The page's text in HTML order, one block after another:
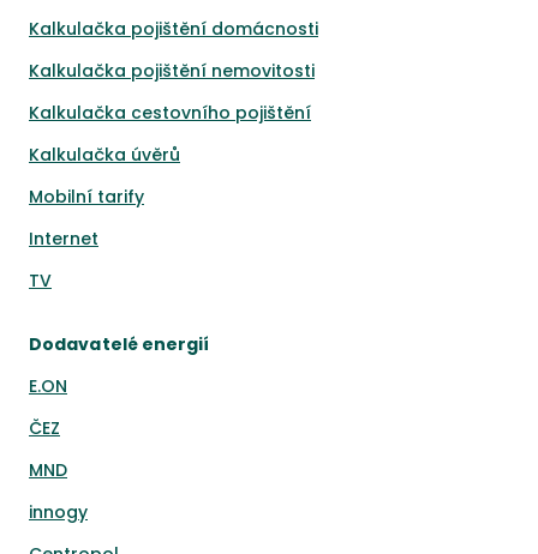
Kalkulačka pojištění domácnosti
Kalkulačka pojištění nemovitosti
Kalkulačka cestovního pojištění
Kalkulačka úvěrů
Mobilní tarify
Internet
TV
Dodavatelé energií
E.ON
ČEZ
MND
innogy